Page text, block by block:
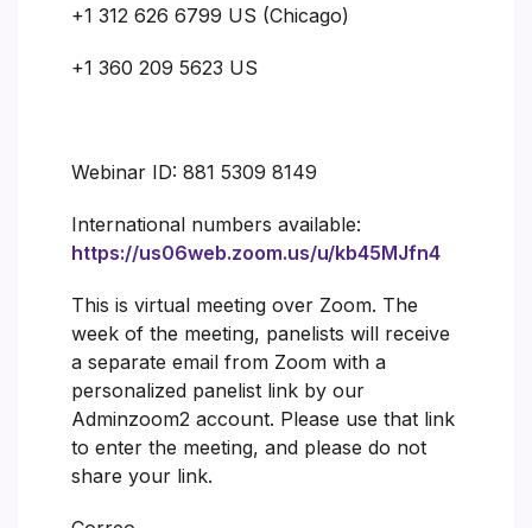
+1 312 626 6799 US (Chicago)
+1 360 209 5623 US
Webinar ID: 881 5309 8149
International numbers available:
https://us06web.zoom.us/u/kb45MJfn4
This is virtual meeting over Zoom. The
week of the meeting, panelists will receive
a separate email from Zoom with a
personalized panelist link by our
Adminzoom2 account. Please use that link
to enter the meeting, and please do not
share your link.